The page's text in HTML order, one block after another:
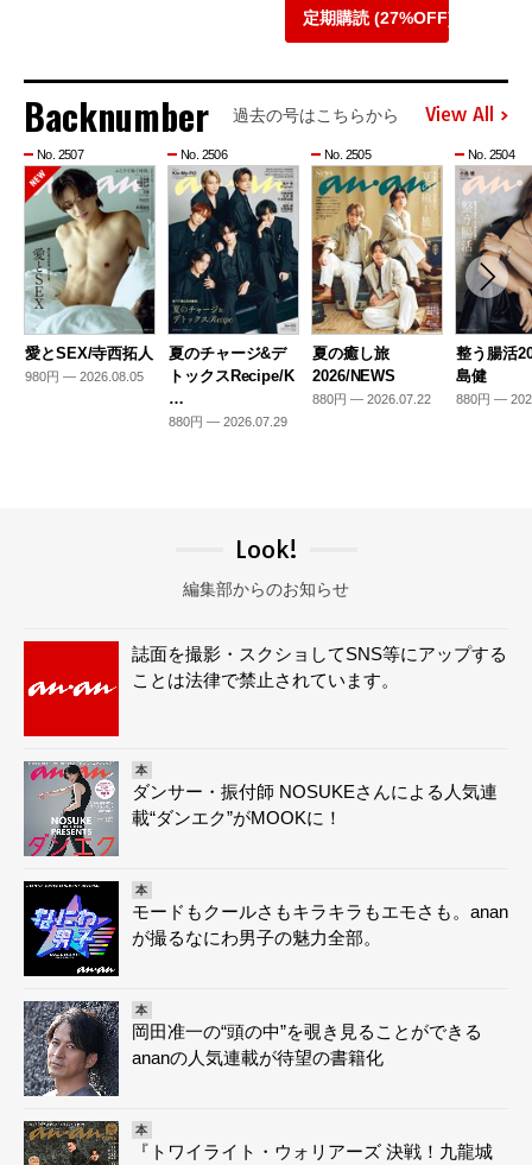
定期購読 (27%OFF)
Backnumber 過去の号はこちらから View All
No. 2507
愛とSEX/寺西拓人
980円 — 2026.08.05
No. 2506
夏のチャージ&デ
トックスRecipe/K
…
880円 — 2026.07.29
No. 2505
夏の癒し旅
2026/NEWS
880円 — 2026.07.22
No. 2504
整う腸活
島健
880円 —
Look!
編集部からのお知らせ
誌面を撮影・スクショしてSNS等にアップする
ことは法律で禁止されています。
本
ダンサー・振付師 NOSUKEさんによる人気連
載“ダンエク”がMOOKに！
本
モードもクールさもキラキラもエモさも。anan
が撮るなにわ男子の魅力全部。
本
岡田准一の“頭の中”を覗き見ることができる
ananの人気連載が待望の書籍化
本
『トワイライト・ウォリアーズ 決戦！九龍城